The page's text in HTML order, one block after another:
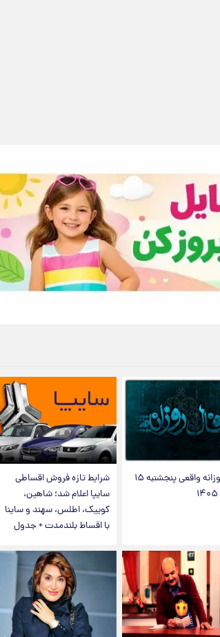
فال روزانه واقعی پنجشنبه ۱۵
شرایط تازه فروش اقساطی
سایپا اعلام شد؛ شاهین،
کوییک، اطلس، سهند و ساینا
با اقساط بلندمدت + جدول